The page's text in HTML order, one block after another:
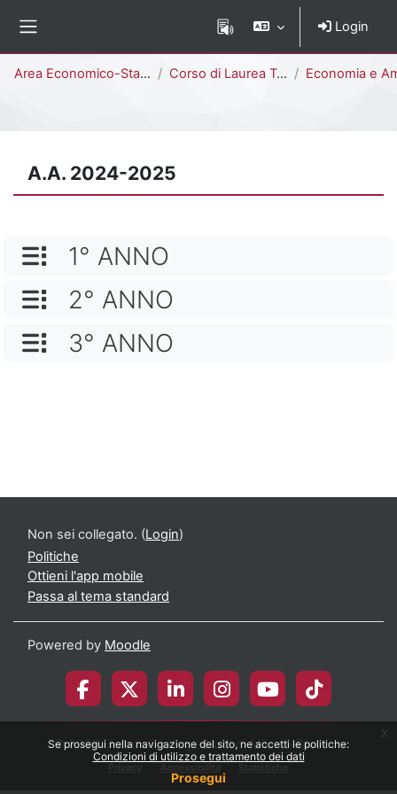
Se prosegui nella navigazione del sito, ne accetti le politiche:
Condizioni di utilizzo e trattamento dei dati
Prosegui
x
Login
Area Economico-Statistica Corso di Laurea Triennale Economia e Amministrazione delle Imprese
A.A. 2024-2025
NOME CATEGORIA
1° ANNO
NOME CATEGORIA
2° ANNO
NOME CATEGORIA
3° ANNO
Non sei collegato. (Login)
Politiche
Ottieni l'app mobile
Passa al tema standard
Powered by Moodle
© 2026 Università degli Studi di Milano-Bicocca